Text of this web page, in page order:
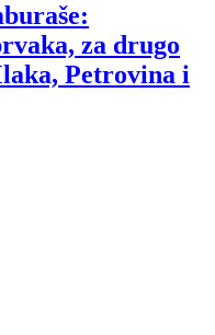
za drugo
Petrovina i